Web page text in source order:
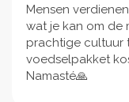
Mensen
wat je kan om de
prachtige cultuur
voedselpakket
Namasté🙏